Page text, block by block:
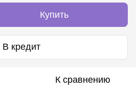
Купить
В кредит
К сравнению